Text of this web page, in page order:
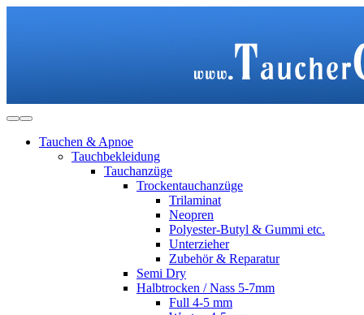
Tauchen & Apnoe
Tauchbekleidung
Tauchanzüge
Trockentauchanzüge
Trilaminat
Neopren
Polyester-Butyl & Gummi etc.
Unterzieher
Zubehör & Reparatur
Semi Dry
Halbtrocken / Nass 5-7mm
Full 4-5 mm